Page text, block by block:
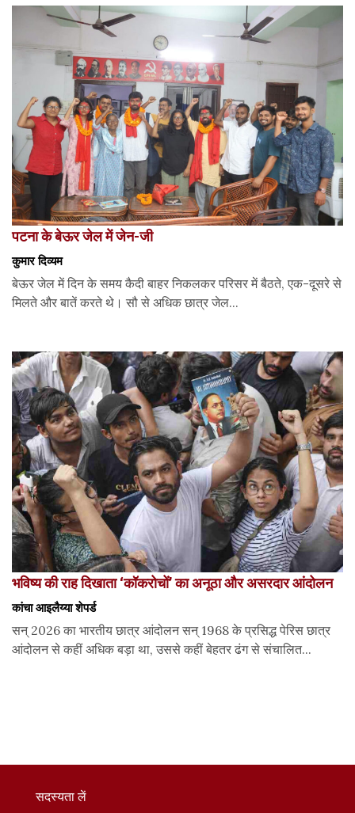
पटना के बेऊर जेल में जेन-जी
कुमार दिव्यम
बेऊर जेल में दिन के समय कैदी बाहर निकलकर परिसर में बैठते, एक-दूसरे से
मिलते और बातें करते थे। सौ से अधिक छात्र जेल...
भविष्य की राह दिखाता ‘कॉकरोचों’ का अनूठा और असरदार आंदोलन
कांचा आइलैय्या शेपर्ड
सन् 2026 का भारतीय छात्र आंदोलन सन् 1968 के प्रसिद्ध पेरिस छात्र
आंदोलन से कहीं अधिक बड़ा था, उससे कहीं बेहतर ढंग से संचालित...
सदस्यता लें